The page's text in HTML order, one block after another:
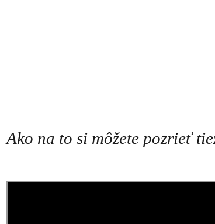
Ako na to si môžete pozrieť